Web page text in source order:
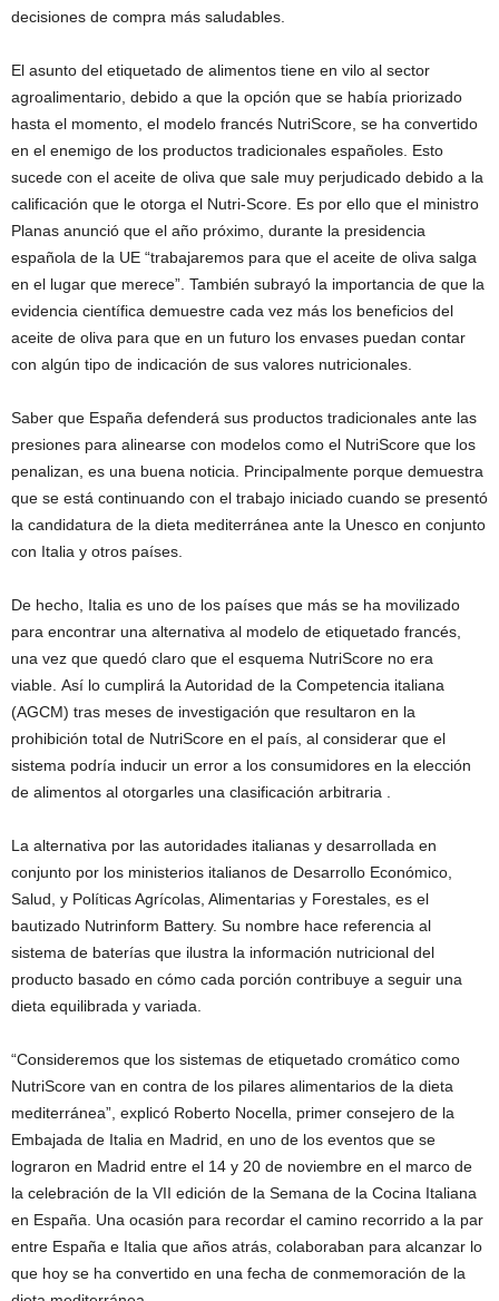
decisiones de compra más saludables.
El asunto del etiquetado de alimentos tiene en vilo al sector
agroalimentario, debido a que la opción que se había priorizado
hasta el momento, el modelo francés NutriScore, se ha convertido
en el enemigo de los productos tradicionales españoles. Esto
sucede con el aceite de oliva que sale muy perjudicado debido a la
calificación que le otorga el Nutri-Score. Es por ello que el ministro
Planas anunció que el año próximo, durante la presidencia
española de la UE “trabajaremos para que el aceite de oliva salga
en el lugar que merece”. También subrayó la importancia de que la
evidencia científica demuestre cada vez más los beneficios del
aceite de oliva para que en un futuro los envases puedan contar
con algún tipo de indicación de sus valores nutricionales.
Saber que España defenderá sus productos tradicionales ante las
presiones para alinearse con modelos como el NutriScore que los
penalizan, es una buena noticia. Principalmente porque demuestra
que se está continuando con el trabajo iniciado cuando se presentó
la candidatura de la dieta mediterránea ante la Unesco en conjunto
con Italia y otros países.
De hecho, Italia es uno de los países que más se ha movilizado
para encontrar una alternativa al modelo de etiquetado francés,
una vez que quedó claro que el esquema NutriScore no era
viable. Así lo cumplirá la Autoridad de la Competencia italiana
(AGCM) tras meses de investigación que resultaron en la
prohibición total de NutriScore en el país, al considerar que el
sistema podría inducir un error a los consumidores en la elección
de alimentos al otorgarles una clasificación arbitraria .
La alternativa por las autoridades italianas y desarrollada en
conjunto por los ministerios italianos de Desarrollo Económico,
Salud, y Políticas Agrícolas, Alimentarias y Forestales, es el
bautizado Nutrinform Battery. Su nombre hace referencia al
sistema de baterías que ilustra la información nutricional del
producto basado en cómo cada porción contribuye a seguir una
dieta equilibrada y variada.
“Consideremos que los sistemas de etiquetado cromático como
NutriScore van en contra de los pilares alimentarios de la dieta
mediterránea”, explicó Roberto Nocella, primer consejero de la
Embajada de Italia en Madrid, en uno de los eventos que se
lograron en Madrid entre el 14 y 20 de noviembre en el marco de
la celebración de la VII edición de la Semana de la Cocina Italiana
en España. Una ocasión para recordar el camino recorrido a la par
entre España e Italia que años atrás, colaboraban para alcanzar lo
que hoy se ha convertido en una fecha de conmemoración de la